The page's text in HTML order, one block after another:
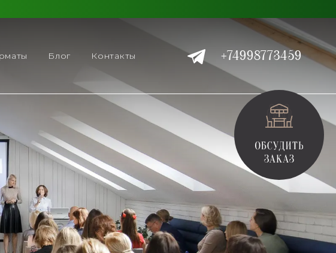
Блог Контакты +74998773459